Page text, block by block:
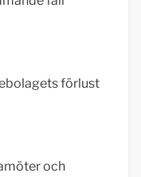
förlust
och